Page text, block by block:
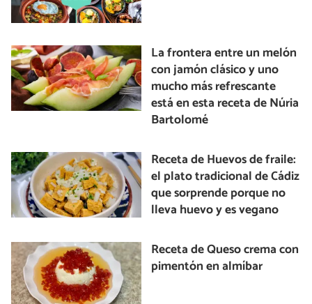
La frontera entre un melón
con jamón clásico y uno
mucho más refrescante
está en esta receta de Núria
Bartolomé
Receta de Huevos de fraile:
el plato tradicional de Cádiz
que sorprende porque no
lleva huevo y es vegano
Receta de Queso crema con
pimentón en almíbar